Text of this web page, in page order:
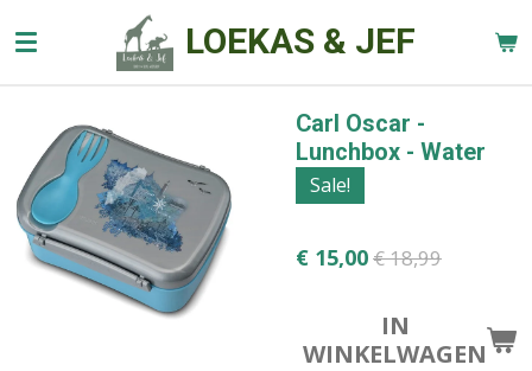
direct
hoofdinhoud
LOEKAS & JEF
Carl Oscar -
Lunchbox - Water
Sale!
€ 15,00€ 18,99
IN
WINKELWAGEN